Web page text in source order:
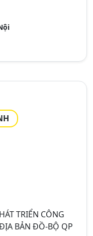
TRIỂN CÔNG
BẢN ĐỒ-BỘ QP